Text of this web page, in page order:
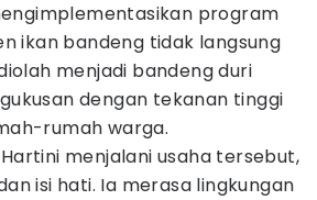
program
ikan bandeng tidak langsung
menjadi bandeng duri
dengan tekanan tinggi
rumah warga.
menjalani usaha tersebut,
isi hati. Ia merasa lingkungan